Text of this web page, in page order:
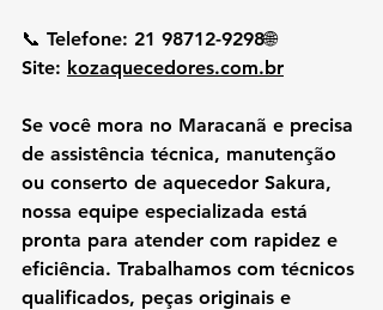
📞 Telefone: 21 98712-9298🌐
Site: kozaquecedores.com.br
Se você mora no Maracanã e precisa
de assistência técnica, manutenção
ou conserto de aquecedor Sakura,
nossa equipe especializada está
pronta para atender com rapidez e
eficiência. Trabalhamos com técnicos
qualificados, peças originais e